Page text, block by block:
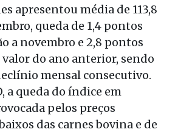
apresentou média de 113,8
queda de 1,4 pontos
a novembro e 2,8 pontos
valor do ano anterior, sendo
mensal consecutivo.
a queda do índice em
pelos preços
das carnes bovina e de